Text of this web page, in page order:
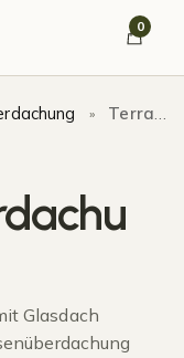
0
» Terrassenüberdachung Glas
Glasdach